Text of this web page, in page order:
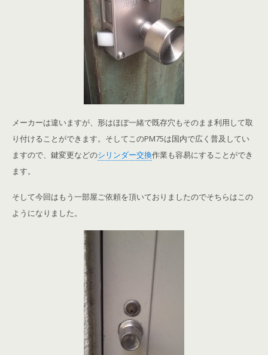
メーカーは違いますが、形はほぼ一緒で既存穴もそのまま利用して取
り付けることができます。そしてこのPM75は国内で広く普及してい
ますので、鍵変更などのシリンダー交換作業も容易にすることができ
ます。
そして今回はもう一部屋ご依頼を頂いておりましたのでそちらはこの
ようになりました。